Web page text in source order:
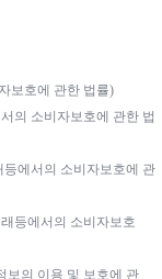
보호에 관한 법률)
의 소비자보호에 관한 법
에서의 소비자보호에 관
등에서의 소비자보호
보의 이용 및 보호에 관